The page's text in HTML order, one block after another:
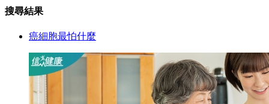
搜尋結果
癌細胞最怕什麼